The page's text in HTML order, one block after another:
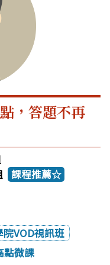
，答題不再
課程推薦☆
院VOD視訊班
點微課